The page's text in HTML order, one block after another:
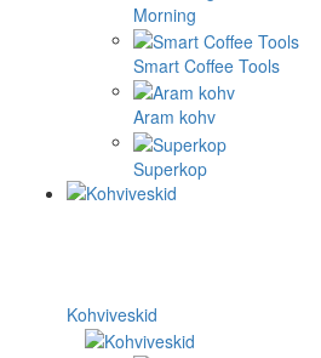
Morning
Smart Coffee Tools
Aram kohv
Superkop
Kohviveskid